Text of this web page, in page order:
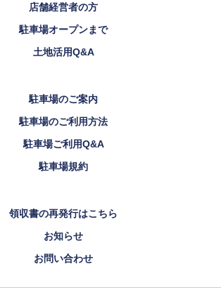
店舗経営者の方
駐車場オープンまで
土地活用Q&A
駐車場のご案内
駐車場のご利用方法
駐車場ご利用Q&A
駐車場規約
領収書の再発行はこちら
お知らせ
お問い合わせ